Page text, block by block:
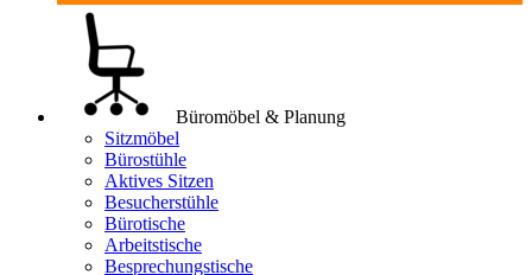
Büromöbel & Planung
Sitzmöbel
Bürostühle
Aktives Sitzen
Besucherstühle
Bürotische
Arbeitstische
Besprechungstische